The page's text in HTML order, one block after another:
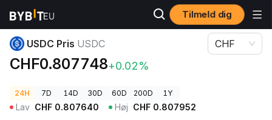
Tilmeld dig
Kryptopriser
USDC Pris USDC
CHF0.807748+0.02%
CHF
24H 7D 14D 30D 60D 200D 1Y
Lav CHF 0.807640 Høj CHF 0.807952